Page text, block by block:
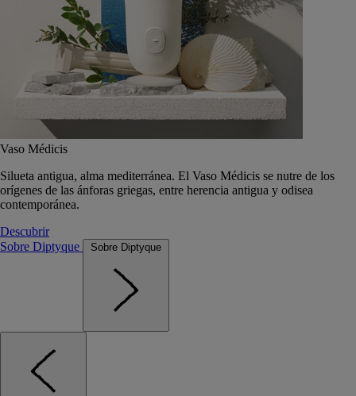
Vaso Médicis
Silueta antigua, alma mediterránea. El Vaso Médicis se nutre de los
orígenes de las ánforas griegas, entre herencia antigua y odisea
contemporánea.
Descubrir
Sobre Diptyque
Sobre Diptyque